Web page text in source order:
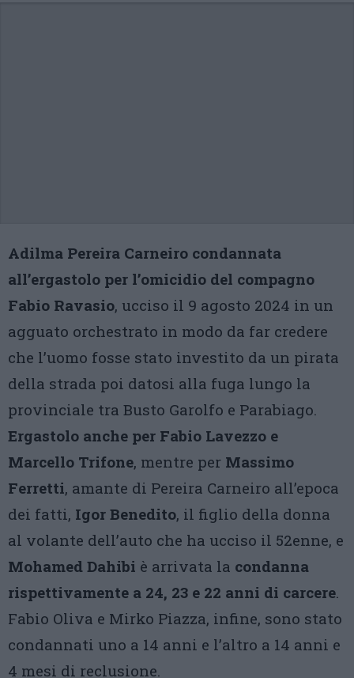
Adilma Pereira Carneiro condannata
all’ergastolo per l’omicidio del compagno
Fabio Ravasio, ucciso il 9 agosto 2024 in un
agguato orchestrato in modo da far credere
che l’uomo fosse stato investito da un pirata
della strada poi datosi alla fuga lungo la
provinciale tra Busto Garolfo e Parabiago.
Ergastolo anche per Fabio Lavezzo e
Marcello Trifone, mentre per Massimo
Ferretti, amante di Pereira Carneiro all’epoca
dei fatti, Igor Benedito, il figlio della donna
al volante dell’auto che ha ucciso il 52enne, e
Mohamed Dahibi è arrivata la condanna
rispettivamente a 24, 23 e 22 anni di carcere.
Fabio Oliva e Mirko Piazza, infine, sono stato
condannati uno a 14 anni e l’altro a 14 anni e
4 mesi di reclusione.